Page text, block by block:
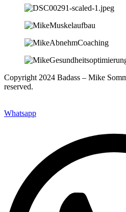
Copyright 2024 Badass – Mike
reserved.
Whatsapp